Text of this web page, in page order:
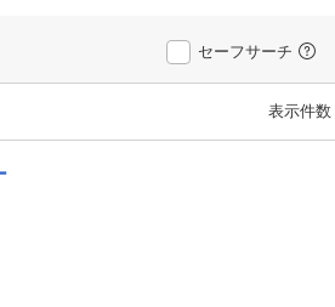
セーフサーチ
表示件数